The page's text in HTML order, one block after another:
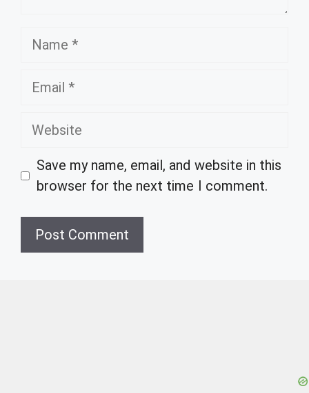
Name
Email
Website
Save my name, email, and website in this
browser for the next time I comment.